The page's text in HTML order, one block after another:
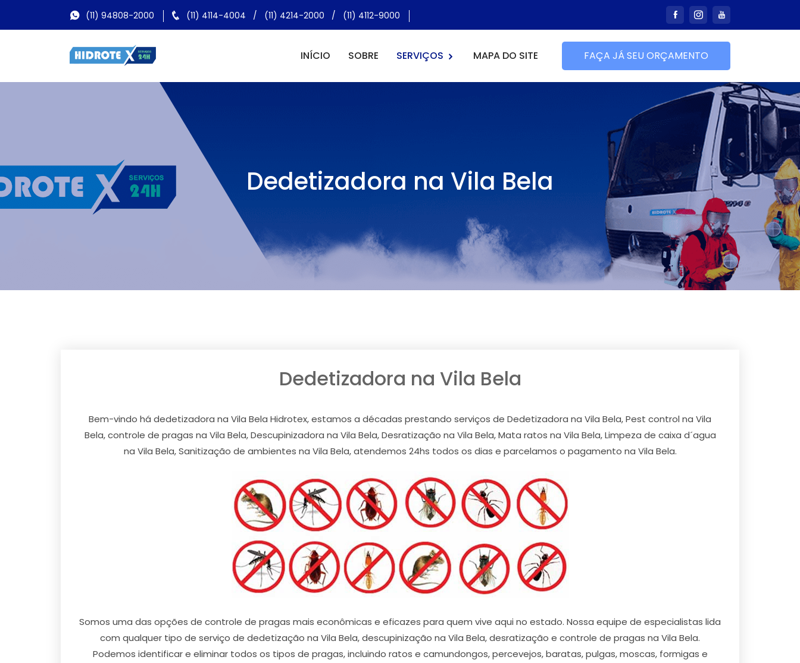
(11) 94808-2000 (11) 4114-4004 / (11) 4214-2000 / (11) 4112-9000
INÍCIO SOBRE SERVIÇOS MAPA DO SITE FAÇA JÁ SEU ORÇAMENTO
Dedetizadora na Vila Bela
Dedetizadora na Vila Bela
Bem-vindo há dedetizadora na Vila Bela Hidrotex, estamos a décadas prestando serviços de Dedetizadora na Vila Bela, Pest control na Vila
Bela, controle de pragas na Vila Bela, Descupinizadora na Vila Bela, Desratização na Vila Bela, Mata ratos na Vila Bela, Limpeza de caixa d´agua
na Vila Bela, Sanitização de ambientes na Vila Bela, atendemos 24hs todos os dias e parcelamos o pagamento na Vila Bela.
Somos uma das opções de controle de pragas mais econômicas e eficazes para quem vive aqui no estado. Nossa equipe de especialistas lida
com qualquer tipo de serviço de dedetização na Vila Bela, descupinização na Vila Bela, desratização e controle de pragas na Vila Bela.
Podemos identificar e eliminar todos os tipos de pragas, incluindo ratos e camundongos, percevejos, baratas, pulgas, moscas, formigas e